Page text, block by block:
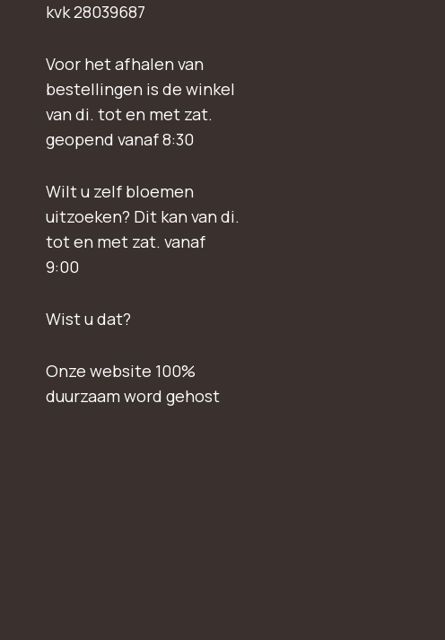
kvk 28039687
Voor het afhalen van
bestellingen is de winkel
van di. tot en met zat.
geopend vanaf 8:30
Wilt u zelf bloemen
uitzoeken? Dit kan van di.
tot en met zat. vanaf
9:00
Wist u dat?
Onze website 100%
duurzaam word gehost